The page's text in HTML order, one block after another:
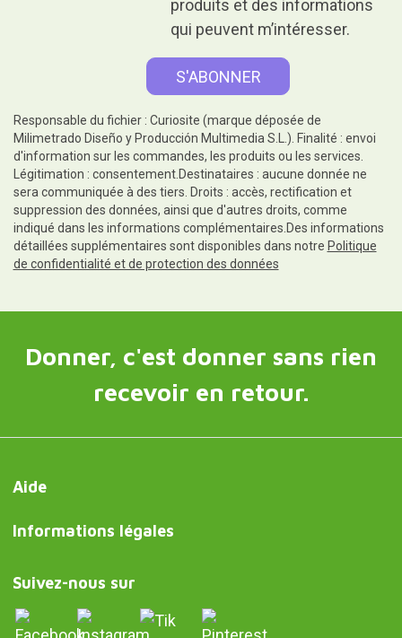
produits et des informations
qui peuvent m’intéresser.
Responsable du fichier : Curiosite (marque déposée de
Milimetrado Diseño y Producción Multimedia S.L.). Finalité : envoi
d'information sur les commandes, les produits ou les services.
Légitimation : consentement.Destinataires : aucune donnée ne
sera communiquée à des tiers. Droits : accès, rectification et
suppression des données, ainsi que d'autres droits, comme
indiqué dans les informations complémentaires.Des informations
détaillées supplémentaires sont disponibles dans notre Politique
de confidentialité et de protection des données
Donner, c'est donner sans rien
recevoir en retour.
Aide
Informations légales
Suivez-nous sur